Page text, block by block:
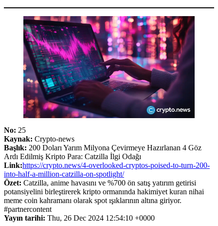
No: 25
Kaynak: Crypto-news
Başlık: 200 Doları Yarım Milyona Çevirmeye Hazırlanan 4 Göz
Ardı Edilmiş Kripto Para: Catzilla İlgi Odağı
Link:https://crypto.news/4-overlooked-cryptos-poised-to-turn-200-
into-half-a-million-catzilla-on-spotlight/
Özet: Catzilla, anime havasını ve %700 ön satış yatırım getirisi
potansiyelini birleştirerek kripto ormanında hakimiyet kuran nihai
meme coin kahramanı olarak spot ışıklarının altına giriyor.
#partnercontent
Yayın tarihi: Thu, 26 Dec 2024 12:54:10 +0000